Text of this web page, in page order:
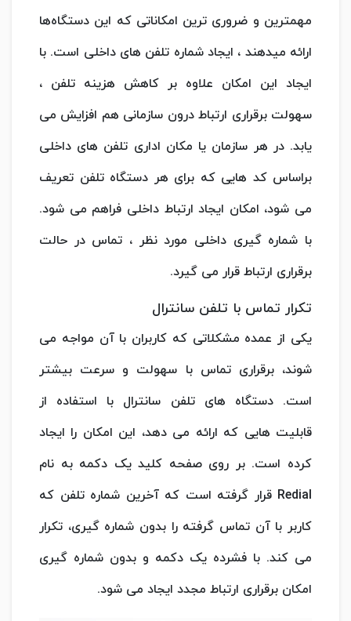
مهمترین و ضروری ترین امکاناتی که این دستگاه‌ها
ارائه میدهند ، ایجاد شماره تلفن های داخلی است. با
ایجاد این امکان علاوه بر کاهش هزینه تلفن ،
سهولت برقراری ارتباط درون سازمانی هم افزایش می
یابد. در هر سازمان یا مکان اداری تلفن های داخلی
براساس کد هایی که برای هر دستگاه تلفن تعریف
می شود، امکان ایجاد ارتباط داخلی فراهم می شود.
با شماره گیری داخلی مورد نظر ، تماس در حالت
برقراری ارتباط قرار می گیرد.
تکرار تماس با تلفن سانترال
یکی از عمده مشکلاتی که کاربران با آن مواجه می
شوند، برقراری تماس با سهولت و سرعت بیشتر
است. دستگاه های تلفن سانترال با استفاده از
قابلیت هایی که ارائه می دهد، این امکان را ایجاد
کرده است. بر روی صفحه کلید یک دکمه به نام
Redial قرار گرفته است که آخرین شماره تلفن که
کاربر با آن تماس گرفته را بدون شماره گیری، تکرار
می کند. با فشرده یک دکمه و بدون شماره گیری
امکان برقراری ارتباط مجدد ایجاد می شود.